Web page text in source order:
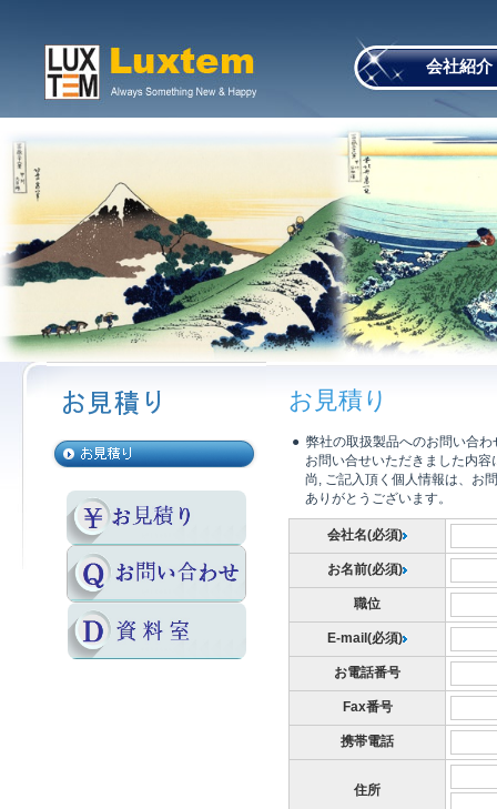
会社紹介
お見積り
● 弊社の取扱製品へのお問い合
お問い合せいただきました内容
尚, ご記入頂く個人情報は、お
ありがとうございます。
会社名(必須)
お名前(必須)
職位
E-mail(必須)
お電話番号
Fax番号
携帯電話
住所